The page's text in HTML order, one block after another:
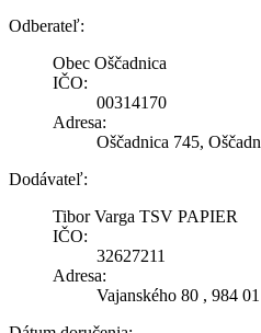
Odberateľ:
Obec Oščadnica
IČO:
00314170
Adresa:
Oščadnica 745,
Dodávateľ:
Tibor Varga TSV PAPIER
IČO:
32627211
Adresa:
Vajanského 80 , 984